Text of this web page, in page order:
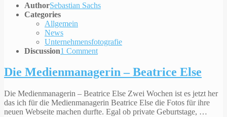
AuthorSebastian Sachs
Categories
Allgemein
News
Unternehmensfotografie
Discussion1 Comment
Die Medienmanagerin – Beatrice Else
Die Medienmanagerin – Beatrice Else Zwei Wochen ist es jetzt her
das ich für die Medienmanagerin Beatrice Else die Fotos für ihre
neuen Webseite machen durfte. Egal ob private Geburtstage, …